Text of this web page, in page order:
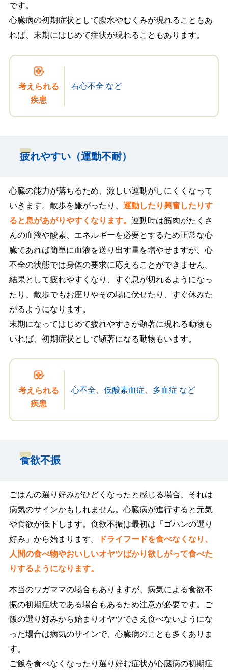
です。
心臓病の初期症状として腹水やむくみが現れることもあ
れば、末期にはじめて症状が現れることもあります。
考えられる
疾患
右心不全 など
疲れやすい（運動不耐）
心臓の能力が落ちるため、激しい運動がしにくくなって
いきます。散歩を嫌がったり、 運動したり興奮したりす
ると息があがりやすくなります。 運動時は筋肉がたくさ
んの血液や酸素、エネルギーを必要とするため正常な心
臓であれば簡単に血液を送り出す量を増やせますが、心
不全の状態では身体の要求に応えることができません。
結果として疲れやすくなり、すぐ息が切れるようになっ
たり、散歩でもお座りやその場に伏せたり、すぐ休みた
がるようになります。
末期になってはじめて疲れやすさが顕著に現れる動物も
いれば、初期症状として顕著になる動物もいます。
考えられる
疾患
心不全、低酸素血症、多血症 など
食欲不振
ごはんの選り好みがひどくなったと感じる場合、それは
病気のサインかもしれません。心臓病が進行すると元気
や食欲が低下します。食欲不振は最初は「ゴハンの選り
好み」から始まります。
ドライフードを食べなくなり、
人間の食べ物やおいしいオヤツばかり欲しがって食べた
りするようになります。
本当のワガママの場合もありますが、病気による食欲不
振の初期症状である場合もあるため注意が必要です。ご
飯の選り好みから始まりオヤツでさえ食べないようにな
った場合は病気のサインで、心臓病のことも多くありま
す。
ご飯を食べなくなったり選り好む症状が心臓病の初期症